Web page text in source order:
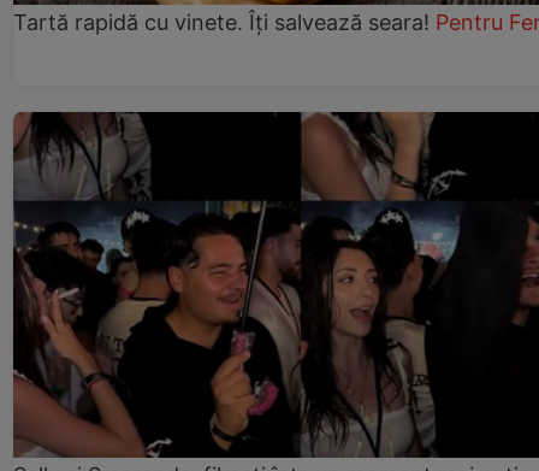
Tartă rapidă cu vinete. Îți salvează seara! Pentru